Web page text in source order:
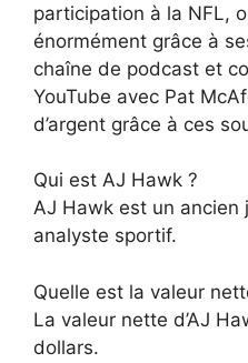
participation à la NFL,
énormément grâce à
chaîne de podcast et
YouTube avec Pat
d’argent grâce à ces
Qui est AJ Hawk ?
AJ Hawk est un
analyste sportif.
Quelle est la valeur
La valeur nette d’AJ
dollars.